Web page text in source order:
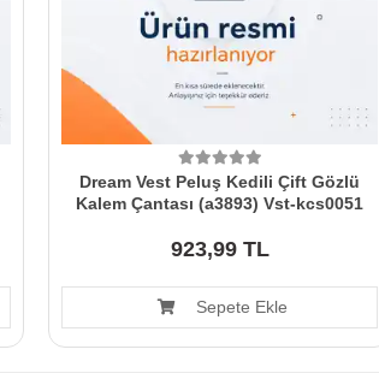
Dream Vest Peluş Kedili Çift Gözlü
Kalem Çantası (a3893) Vst-kcs0051
923,99 TL
Sepete Ekle